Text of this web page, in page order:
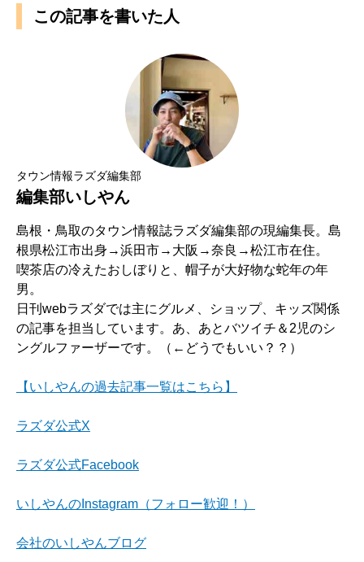
この記事を書いた人
タウン情報ラズダ編集部
編集部いしやん
島根・鳥取のタウン情報誌ラズダ編集部の現編集長。島
根県松江市出身→浜田市→大阪→奈良→松江市在住。
喫茶店の冷えたおしぼりと、帽子が大好物な蛇年の年
男。
日刊webラズダでは主にグルメ、ショップ、キッズ関係
の記事を担当しています。あ、あとバツイチ＆2児のシ
ングルファーザーです。（←どうでもいい？？）
【いしやんの過去記事一覧はこちら】
ラズダ公式X
ラズダ公式Facebook
いしやんのInstagram（フォロー歓迎！）
会社のいしやんブログ